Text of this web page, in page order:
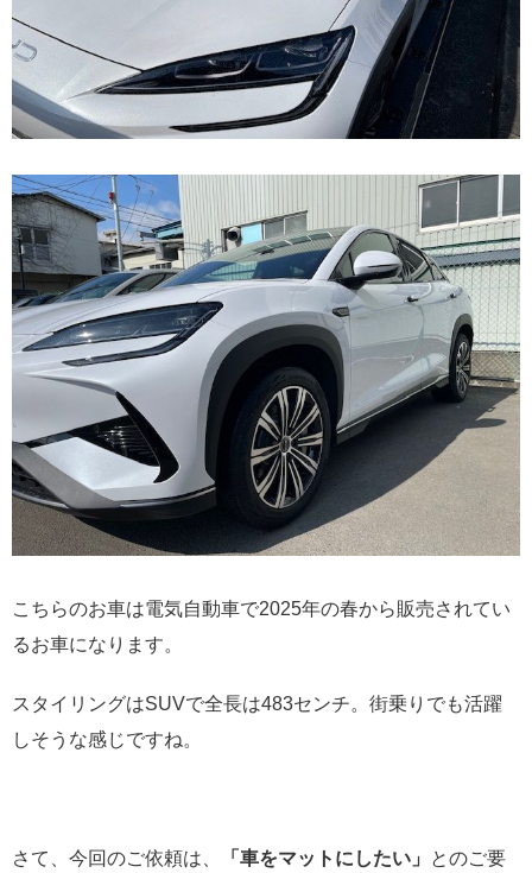
こちらのお車は電気自動車で2025年の春から販売されてい
るお車になります。
スタイリングはSUVで全長は483センチ。街乗りでも活躍
しそうな感じですね。
さて、今回のご依頼は、 「車をマットにしたい」
とのご要